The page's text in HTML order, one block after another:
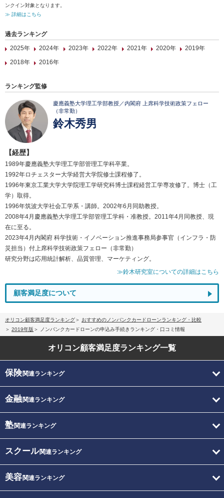
ンクイン対象となります。
≫ 詳細はこちら
過去ランキング
2025年
2024年 2023年 2022年 2021年 2020年
2019年
2018年
2016年
ランキング監修
慶應義塾大学理工学部教授／内閣府 上席科学技術政策フェロー
（非常勤）
鈴木秀男
【経歴】
1989年慶應義塾大学理工学部管理工学科卒業。
1992年ロチェスター大学経営大学院修士課程修了。
1996年東京工業大学大学院理工学研究科博士課程経営工学専攻修了。博士（工
学）取得。
1996年筑波大学社会工学系・講師。2002年6月同助教授。
2008年4月慶應義塾大学理工学部管理工学科・准教授。2011年4月同教授、現
在に至る。
2023年4月内閣府 科学技術・イノベーション推進事務局参事官（インフラ・防
災担当）付上席科学技術政策フェロー（非常勤）
研究分野は応用統計解析、品質管理、マーケティング。
≫鈴木研究室についての詳細はこちら
顧客満足度について
オリコン顧客満足度ランキング
おすすめのノンバンクカードローンランキング・比較
2019年版
ノンバンクカードローンの申込み手続きランキング・口コミ情報
オリコン顧客満足度ランキング一覧
保険関連ランキング
金融関連ランキング
塾関連ランキング
スクール関連ランキング
美容関連ランキング